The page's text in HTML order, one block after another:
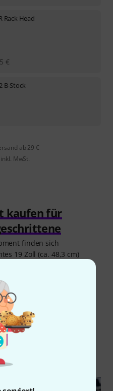
Rack Head
€
B-Stock
ab 29 €
MwSt.
kaufen für
finden sich
19 Zoll (ca. 48,3 cm)
und befestigt
für solche Systeme ist
sich auf 1,75'' (ca 4,4 cm).
Dunlop Rack CryBaby mit
2SR Rack Crybaby)
von Palmer
05). Bei Thomann gibt es
in jeder